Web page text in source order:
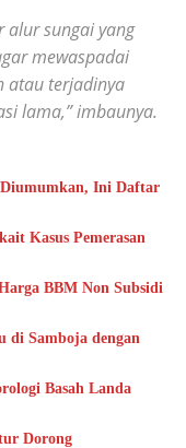
alur sungai yang
mewaspadai
atau terjadinya
lama,” imbaunya.
Diumumkan, Ini Daftar
Kasus Pemerasan
BBM Non Subsidi
di Samboja dengan
Basah Landa
Dorong